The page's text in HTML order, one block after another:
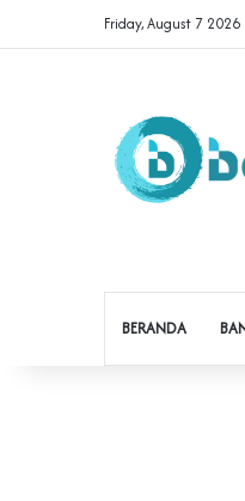
Friday, August 7 2026
BERANDA